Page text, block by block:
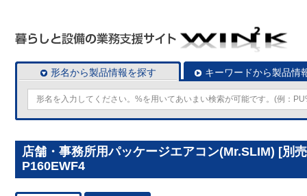
形名から製品情報を探す キーワードから製品情
店舗・事務所用パッケージエアコン(Mr.SLIM) [別
P160EWF4